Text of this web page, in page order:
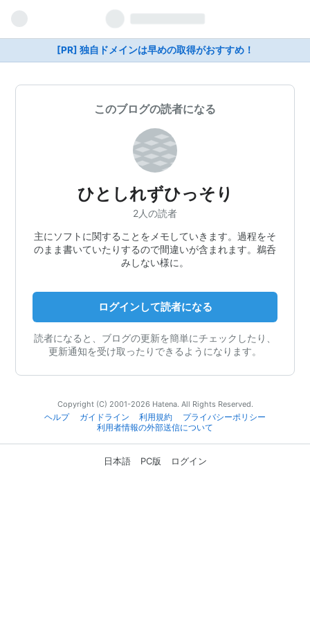
[PR] 独自ドメインは早めの取得がおすすめ！
このブログの読者になる
ひとしれずひっそり
2人の読者
主にソフトに関することをメモしていきます。過程をそ
のまま書いていたりするので間違いが含まれます。鵜呑
みしない様に。
ログインして読者になる
読者になると、ブログの更新を簡単にチェックしたり、
更新通知を受け取ったりできるようになります。
Copyright (C) 2001-2026 Hatena. All Rights Reserved.
ヘルプ
ガイドライン 利用規約
プライバシーポリシー
利用者情報の外部送信について
日本語 PC版 ログイン